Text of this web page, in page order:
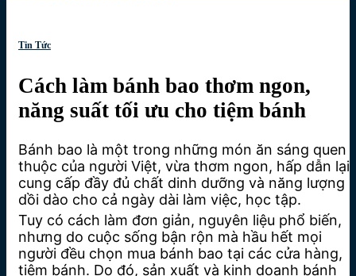
Tin Tức
Cách làm bánh bao thơm ngon,
năng suất tối ưu cho tiệm bánh
Bánh bao là một trong những món ăn sáng quen
thuộc của người Việt, vừa thơm ngon, hấp dẫn lại
cung cấp đầy đủ chất dinh dưỡng và năng lượng
dồi dào cho cả ngày dài làm việc, học tập.
Tuy có cách làm đơn giản, nguyên liệu phổ biến,
nhưng do cuộc sống bận rộn mà hầu hết mọi
người đều chọn mua bánh bao tại các cửa hàng,
tiệm bánh. Do đó, sản xuất và kinh doanh bánh